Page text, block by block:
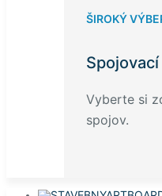
ŠIROKÝ
Vyberte si
spojov.